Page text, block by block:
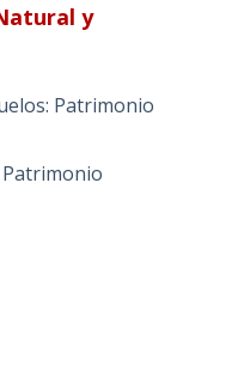
y
Patrimonio
Patrimonio